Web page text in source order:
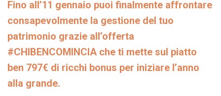
Fino all’11 gennaio puoi finalmente affrontare
consapevolmente la gestione del tuo
patrimonio grazie all’offerta
#CHIBENCOMINCIA che ti mette sul piatto
ben 797€ di ricchi bonus per iniziare l’anno
alla grande.